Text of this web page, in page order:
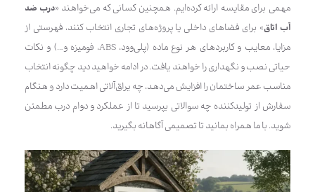
مهمی برای مقایسه ارائه کرده‌ایم. همچنین کسانی که می‌خواهند «درب ضد
آب اتاق» برای فضاهای داخلی یا پروژه‌های تجاری انتخاب کنند، فهرستی از
مزایا، معایب و کاربردهای هر نوع ماده (پلی‌وود، ABS، فومیزه و…) و نکات
حیاتی نصب و نگهداری را خواهند یافت. در ادامه خواهید دید چگونه انتخاب
مناسب عمر ساختمان را افزایش می‌دهد، چه یراق‌آلاتی اهمیت دارد و هنگام
سفارش از تولیدکننده چه سوالاتی بپرسید تا از عملکرد و دوام درب مطمئن
شوید. با ما همراه بمانید تا تصمیمی آگاهانه بگیرید.